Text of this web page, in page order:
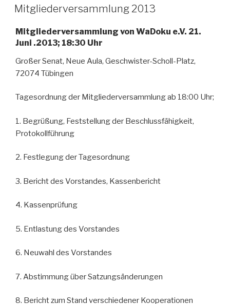
AM
Mitgliederversammlung 2013
Mitgliederversammlung von WaDoku e.V. 21.
Juni .2013; 18:30 Uhr
Großer Senat, Neue Aula, Geschwister-Scholl-Platz,
72074 Tübingen
Tagesordnung der Mitgliederversammlung ab 18:00 Uhr;
1. Begrüßung, Feststellung der Beschlussfähigkeit,
Protokollführung
2. Festlegung der Tagesordnung
3. Bericht des Vorstandes, Kassenbericht
4. Kassenprüfung
5. Entlastung des Vorstandes
6. Neuwahl des Vorstandes
7. Abstimmung über Satzungsänderungen
8. Bericht zum Stand verschiedener Kooperationen